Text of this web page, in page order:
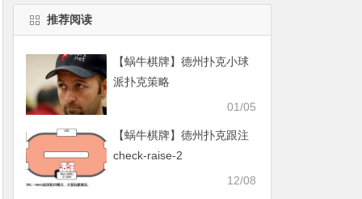
推荐阅读
【蜗牛棋牌】德州扑克小球
派扑克策略
01/05
【蜗牛棋牌】德州扑克跟注
check-raise-2
12/08